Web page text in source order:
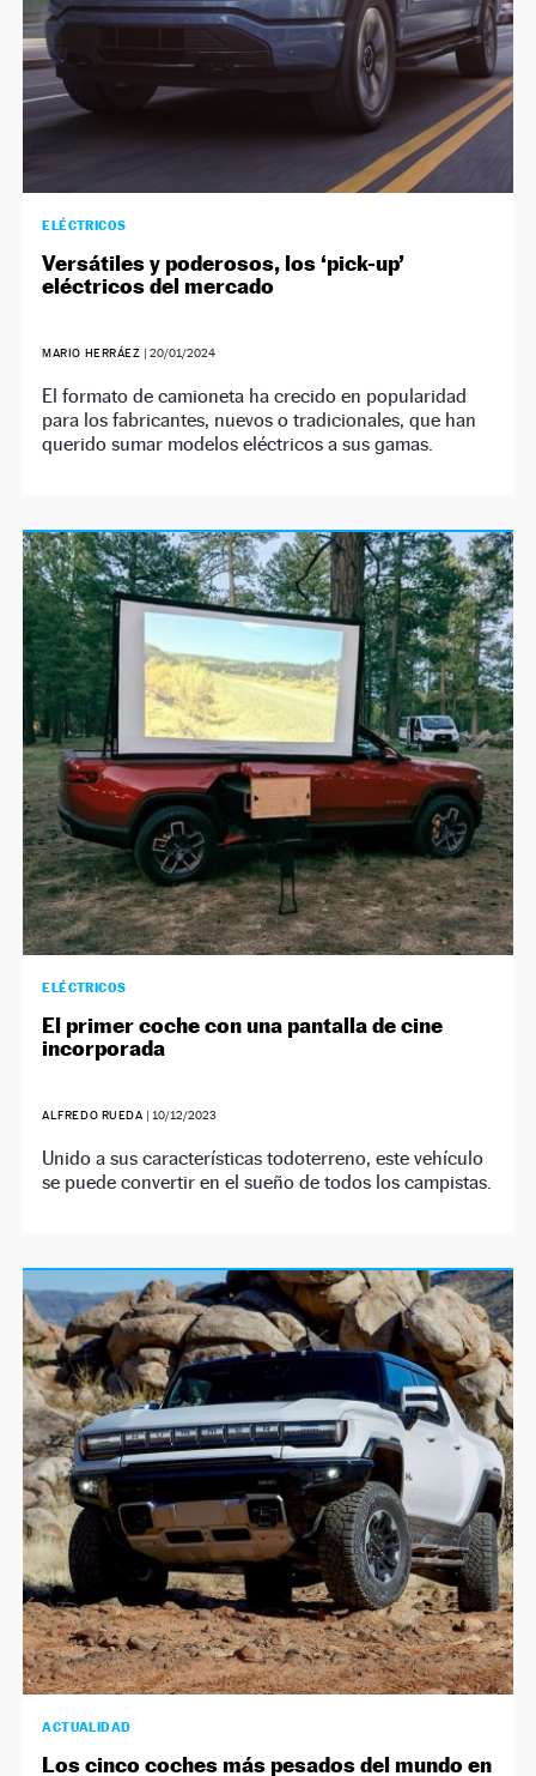
ELÉCTRICOS
Versátiles y poderosos, los ‘pick-up’
eléctricos del mercado
MARIO HERRÁEZ | 20/01/2024
El formato de camioneta ha crecido en popularidad
para los fabricantes, nuevos o tradicionales, que han
querido sumar modelos eléctricos a sus gamas.
ELÉCTRICOS
El primer coche con una pantalla de cine
incorporada
ALFREDO RUEDA | 10/12/2023
Unido a sus características todoterreno, este vehículo
se puede convertir en el sueño de todos los campistas.
ACTUALIDAD
Los cinco coches más pesados del mundo en